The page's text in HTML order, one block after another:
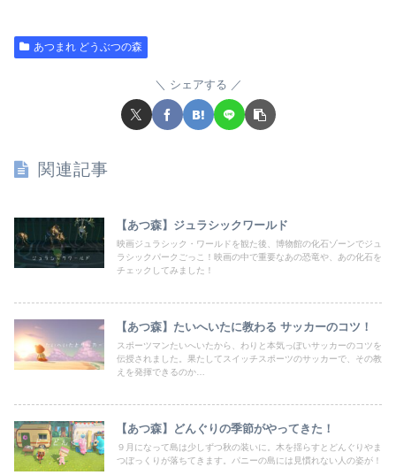
あつまれ どうぶつの森
シェアする
関連記事
【あつ森】ジュラシックワールド
映画ジュラシック・ワールドを観た後、博物館の化石ゾーンでジュ
ラシックパークごっこ！映画の中で重要なあの恐竜や、あの化石を
チェックしてみました！
【あつ森】たいへいたに教わる サッカーのコツ！
スポーツマンたいへいたから、わりと本気っぽいサッカーのコツを
伝授されました。果たしてスイッチスポーツのサッカーで、その教
えを発揮できるのか…
【あつ森】どんぐりの季節がやってきた！
９月になって島は少しずつ秋の装いに。木を揺らすとどんぐりやま
つぼっくりが落ちてきます。パニーの島には見慣れない人の姿が！